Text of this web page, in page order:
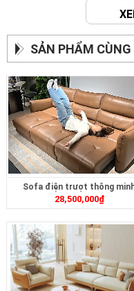
SẢN PHẨM CÙNG
Sofa điện trượt thông
ZT2628
28,500,000₫